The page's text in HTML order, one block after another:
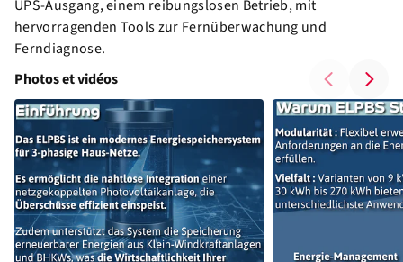
UPS-Ausgang, einem reibungslosen Betrieb, mit
hervorragenden Tools zur Fernüberwachung und
Ferndiagnose.
Photos et vidéos